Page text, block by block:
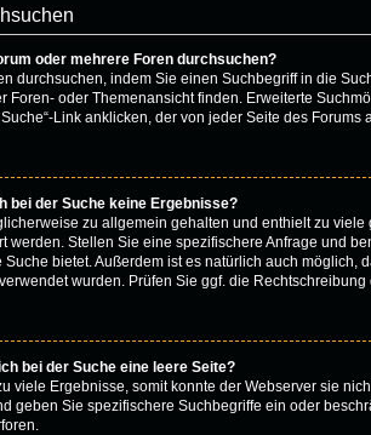
oder mehrere Foren durchsuchen?
durchsuchen, indem Sie einen Suchbegriff in die
Foren- oder Themenansicht finden. Erweiterte
Link anklicken, der von jeder Seite des Forums
bei der Suche keine Ergebnisse?
zu allgemein gehalten und enthielt zu viele
werden. Stellen Sie eine spezifischere Anfrage und
Suche bietet. Außerdem ist es natürlich auch möglich,
wurden. Prüfen Sie ggf. die Rechtschreibung
bei der Suche eine leere Seite?
viele Ergebnisse, somit konnte der Webserver sie
geben Sie spezifischere Suchbegriffe ein oder